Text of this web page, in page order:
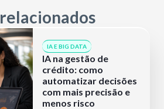
relacionados
IA E BIG DATA
IA na gestão de
crédito: como
automatizar decisões
com mais precisão e
menos risco